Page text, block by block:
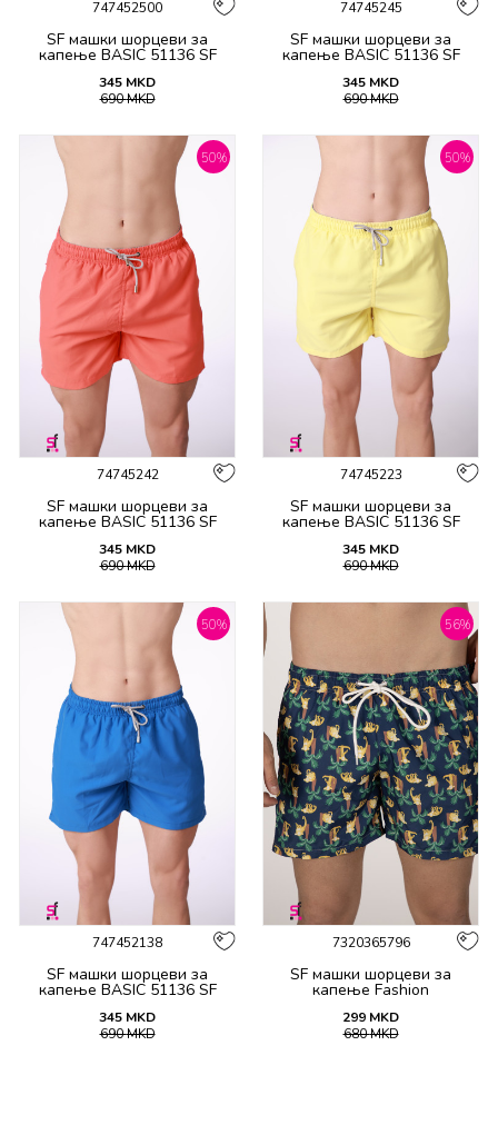
747452500
SF машки шорцеви за
капење BASIC 51136 SF
345 MKD
690MKD
74745245
SF машки шорцеви за
капење BASIC 51136 SF
345 MKD
690MKD
50%
74745242
SF машки шорцеви за
капење BASIC 51136 SF
345 MKD
690MKD
50%
74745223
SF машки шорцеви за
капење BASIC 51136 SF
345 MKD
690MKD
50%
747452138
SF машки шорцеви за
капење BASIC 51136 SF
345 MKD
690MKD
56%
7320365796
SF машки шорцеви за
капење Fashion
299 MKD
680MKD